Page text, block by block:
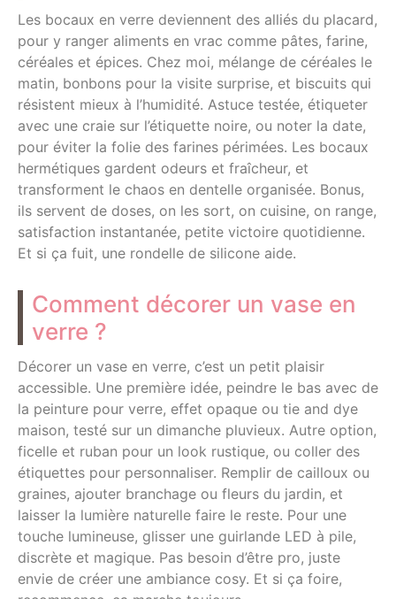
Les bocaux en verre deviennent des alliés du placard,
pour y ranger aliments en vrac comme pâtes, farine,
céréales et épices. Chez moi, mélange de céréales le
matin, bonbons pour la visite surprise, et biscuits qui
résistent mieux à l’humidité. Astuce testée, étiqueter
avec une craie sur l’étiquette noire, ou noter la date,
pour éviter la folie des farines périmées. Les bocaux
hermétiques gardent odeurs et fraîcheur, et
transforment le chaos en dentelle organisée. Bonus,
ils servent de doses, on les sort, on cuisine, on range,
satisfaction instantanée, petite victoire quotidienne.
Et si ça fuit, une rondelle de silicone aide.
Comment décorer un vase en
verre ?
Décorer un vase en verre, c’est un petit plaisir
accessible. Une première idée, peindre le bas avec de
la peinture pour verre, effet opaque ou tie and dye
maison, testé sur un dimanche pluvieux. Autre option,
ficelle et ruban pour un look rustique, ou coller des
étiquettes pour personnaliser. Remplir de cailloux ou
graines, ajouter branchage ou fleurs du jardin, et
laisser la lumière naturelle faire le reste. Pour une
touche lumineuse, glisser une guirlande LED à pile,
discrète et magique. Pas besoin d’être pro, juste
envie de créer une ambiance cosy. Et si ça foire,